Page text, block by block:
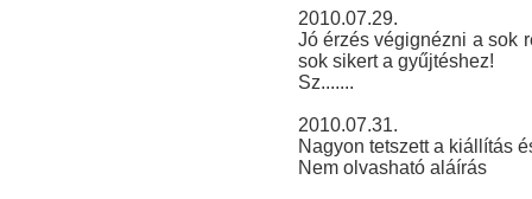
2010.07.29.
Jó érzés végignézni a sok
sok sikert a gyűjtéshez!
Sz.......
2010.07.31.
Nagyon tetszett a kiállítás
Nem olvasható aláírás